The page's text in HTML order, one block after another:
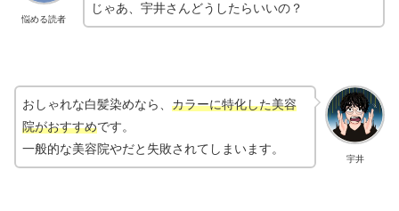
悩める読者
じゃあ、宇井さんどうしたらいいの？
宇井
おしゃれな白髪染めなら、 カラーに特化した美容
院がおすすめです。
一般的な美容院やだと失敗されてしまいます。